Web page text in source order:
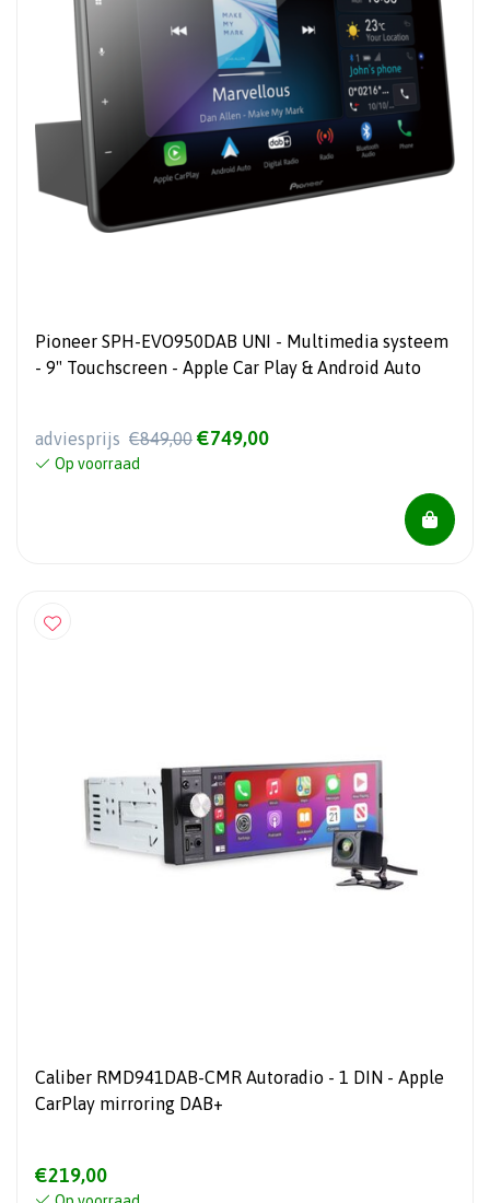
Pioneer SPH-EVO950DAB UNI - Multimedia systeem
- 9" Touchscreen - Apple Car Play & Android Auto
adviesprijs €849,00 €749,00
Op voorraad
Caliber RMD941DAB-CMR Autoradio - 1 DIN - Apple
CarPlay mirroring DAB+
€219,00